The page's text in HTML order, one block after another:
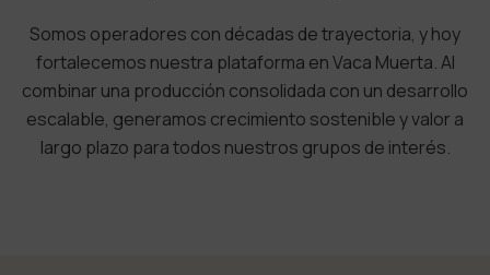
Somos operadores con décadas de trayectoria, y hoy
fortalecemos nuestra plataforma en Vaca Muerta. Al
combinar una producción consolidada con un desarrollo
escalable, generamos crecimiento sostenible y valor a
largo plazo para todos nuestros grupos de interés.